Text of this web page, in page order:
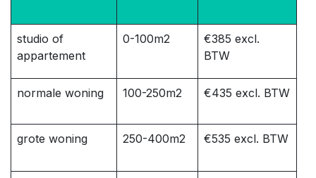
studio of
appartement
0-100m2
€385 excl.
BTW
normale woning 100-250m2 €435 excl. BTW
grote woning 250-400m2 €535 excl. BTW